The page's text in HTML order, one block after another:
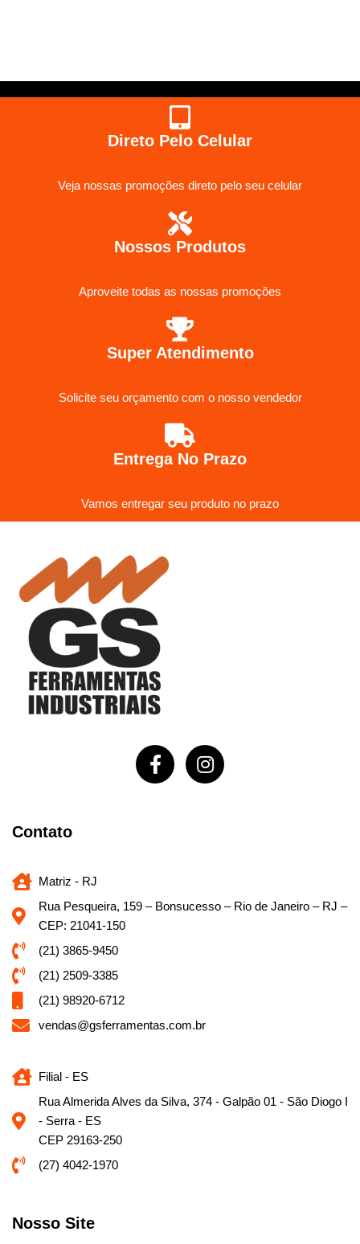
Direto Pelo Celular
Veja nossas promoções direto pelo seu celular
Nossos Produtos
Aproveite todas as nossas promoções
Super Atendimento
Solicite seu orçamento com o nosso vendedor
Entrega No Prazo
Vamos entregar seu produto no prazo
Contato
Matriz - RJ
Rua Pesqueira, 159 – Bonsucesso – Rio de Janeiro – RJ –
CEP: 21041-150
(21) 3865-9450
(21) 2509-3385
(21) 98920-6712
vendas@gsferramentas.com.br
Filial - ES
Rua Almerida Alves da Silva, 374 - Galpão 01 - São Diogo I
- Serra - ES
CEP 29163-250
(27) 4042-1970
Nosso Site